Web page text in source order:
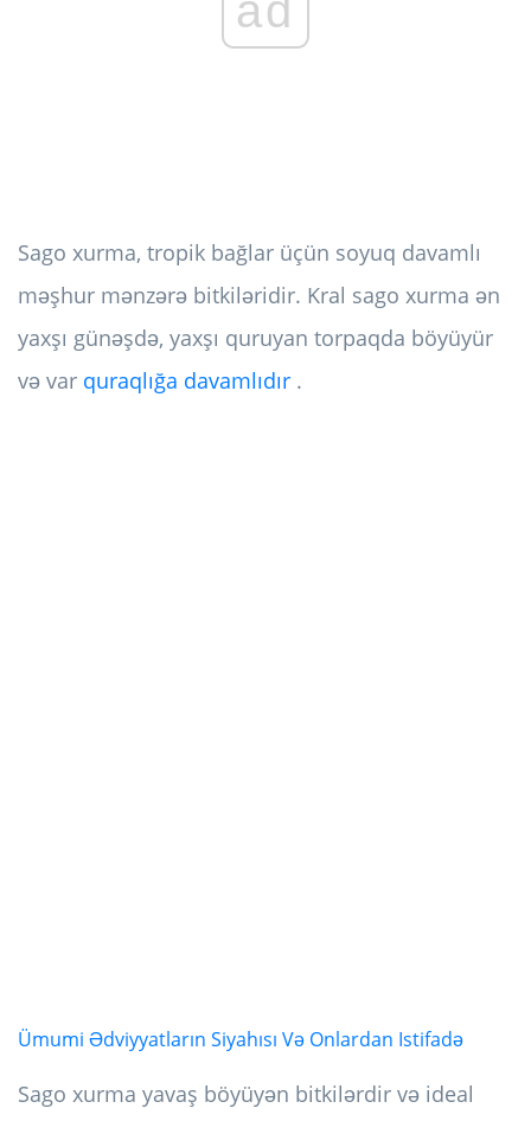
Sago xurma, tropik bağlar üçün soyuq davamlı
məşhur mənzərə bitkiləridir. Kral sago xurma ən
yaxşı günəşdə, yaxşı quruyan torpaqda böyüyür
və var quraqlığa davamlıdır .
Ümumi Ədviyyatların Siyahısı Və Onlardan Istifadə
Sago xurma yavaş böyüyən bitkilərdir və ideal